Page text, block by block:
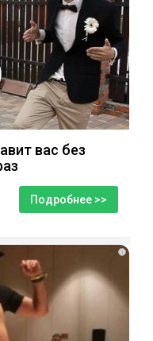
вас без
Подробнее >>
i